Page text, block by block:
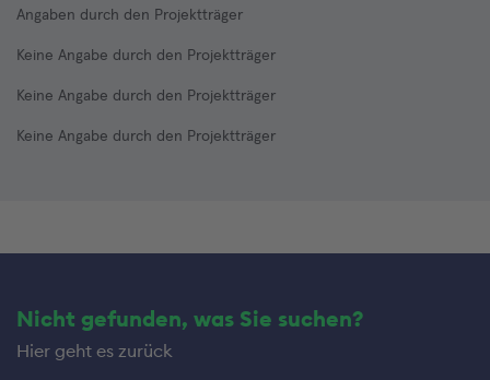
Angaben durch den Projektträger
Keine Angabe durch den Projektträger
Keine Angabe durch den Projektträger
Keine Angabe durch den Projektträger
Nicht gefunden, was Sie suchen?
Hier geht es zurück